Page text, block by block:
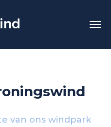
van ons windpark